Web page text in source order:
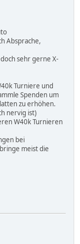
Absprache,
sehr gerne X-
Turniere und
Spenden um
zu erhöhen.
nervig ist)
W40k Turnieren
bei
meist die